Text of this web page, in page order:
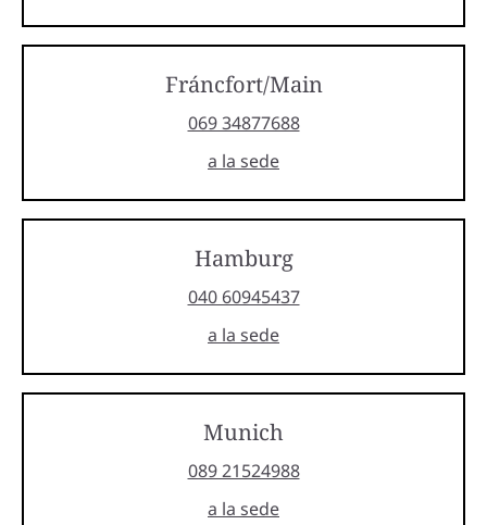
Fráncfort/Main
069 34877688
a la sede
Hamburg
040 60945437
a la sede
Munich
089 21524988
a la sede